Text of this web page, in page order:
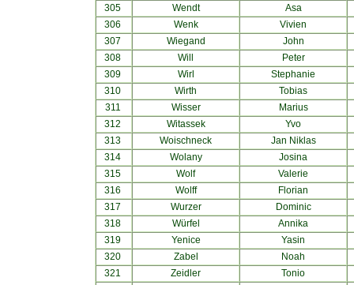
305
Wendt
Asa
306
Wenk
Vivien
307
Wiegand
John
308
Will
Peter
309
Wirl
Stephanie
310
Wirth
Tobias
311
Wisser
Marius
312
Witassek
Yvo
313
Woischneck
Jan Niklas
314
Wolany
Josina
315
Wolf
Valerie
316
Wolff
Florian
317
Wurzer
Dominic
318
Würfel
Annika
319
Yenice
Yasin
320
Zabel
Noah
321
Zeidler
Tonio